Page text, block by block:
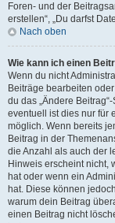
Foren- und der
erstellen“, „Du darfst
Nach oben
Wie kann ich einen
Wenn du nicht
Beiträge bearbeiten
du das „Ändere
eventuell ist dies nur für
möglich. Wenn bereits
Beitrag in der
die Anzahl als auch der
Hinweis erscheint nicht,
hat oder wenn ein
hat. Diese können
warum dein Beitrag
einen Beitrag nicht